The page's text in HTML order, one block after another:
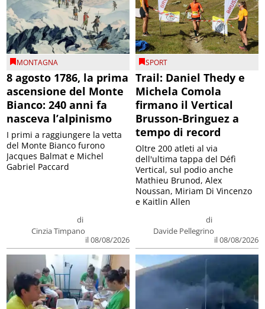
MONTAGNA
8 agosto 1786, la prima
ascensione del Monte
Bianco: 240 anni fa
nasceva l’alpinismo
di
Cinzia Timpano
il 08/08/2026
I primi a raggiungere la vetta
del Monte Bianco furono
Jacques Balmat e Michel
Gabriel Paccard
SPORT
Trail: Daniel Thedy e
Michela Comola
firmano il Vertical
Brusson-Bringuez a
tempo di record
di
Davide Pellegrino
il 08/08/2026
Oltre 200 atleti al via
dell'ultima tappa del Défì
Vertical, sul podio anche
Mathieu Brunod, Alex
Noussan, Miriam Di Vincenzo
e Kaitlin Allen